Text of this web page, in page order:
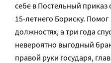
себе в Постельный приказ
15-летнего Бориску.
должностях, а три года
невероятно выгодный
правой руки государя,